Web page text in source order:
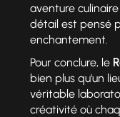
aventure
détail est pensé
enchantement.
Pour conclure, le
bien plus qu'un
véritable
créativité où